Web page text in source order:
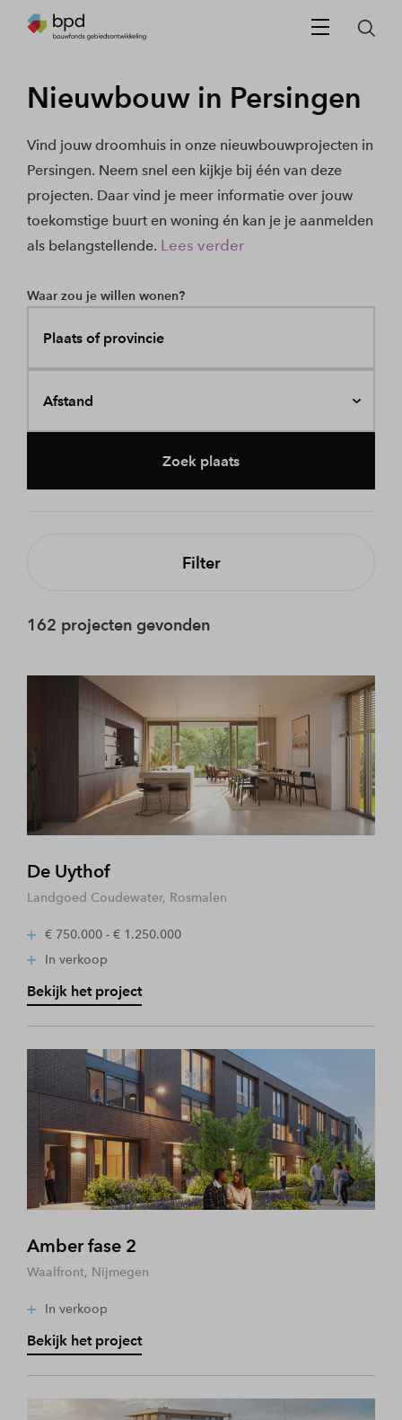
Nieuwbouw in Persingen
Vind jouw droomhuis in onze nieuwbouwprojecten in
Persingen. Neem snel een kijkje bij één van deze
projecten. Daar vind je meer informatie over jouw
toekomstige buurt en woning én kan je je aanmelden
als belangstellende. Lees verder
Waar zou je willen wonen?
Plaats of provincie
Afstand
Zoek plaats
Filter
162 projecten gevonden
De Uythof
Landgoed Coudewater, Rosmalen
€ 750.000 - € 1.250.000
In verkoop
Bekijk het project
Amber fase 2
Waalfront, Nijmegen
In verkoop
Bekijk het project